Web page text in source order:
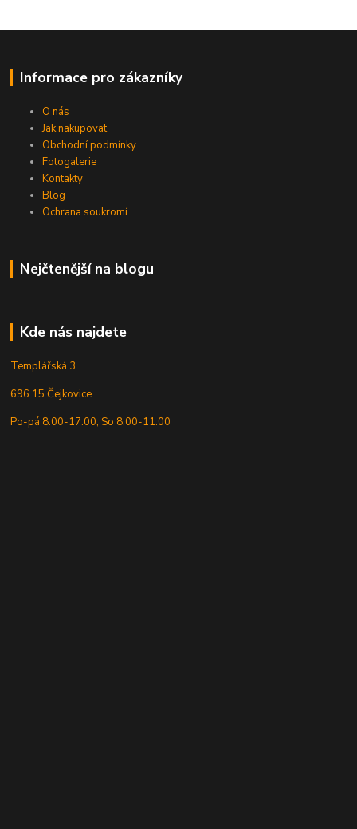
Informace pro zákazníky
O nás
Jak nakupovat
Obchodní podmínky
Fotogalerie
Kontakty
Blog
Ochrana soukromí
Nejčtenější na blogu
Kde nás najdete
Templářská 3
696 15 Čejkovice
Po-pá 8:00-17:00, So 8:00-11:00